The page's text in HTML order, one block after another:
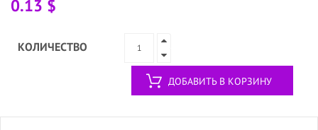
0.13 $
КОЛИЧЕСТВО
ДОБАВИТЬ В КОРЗИНУ